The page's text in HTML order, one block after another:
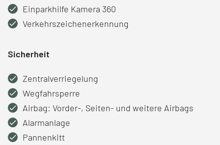
Einparkhilfe Kamera 360
Verkehrszeichenerkennung
Sicherheit
Zentralverriegelung
Wegfahrsperre
Airbag: Vorder-, Seiten- und weitere Airbags
Alarmanlage
Pannenkitt